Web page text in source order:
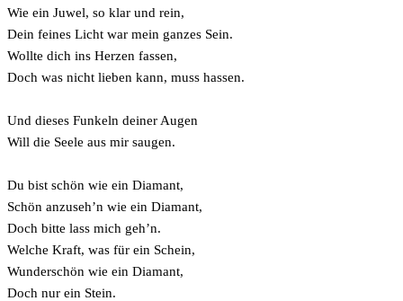
Wie ein Juwel, so klar und rein,
Dein feines Licht war mein ganzes Sein.
Wollte dich ins Herzen fassen,
Doch was nicht lieben kann, muss hassen.
Und dieses Funkeln deiner Augen
Will die Seele aus mir saugen.
Du bist schön wie ein Diamant,
Schön anzuseh’n wie ein Diamant,
Doch bitte lass mich geh’n.
Welche Kraft, was für ein Schein,
Wunderschön wie ein Diamant,
Doch nur ein Stein.